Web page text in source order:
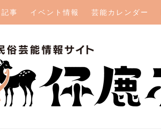
記事 イベント情報 芸能カレンダー